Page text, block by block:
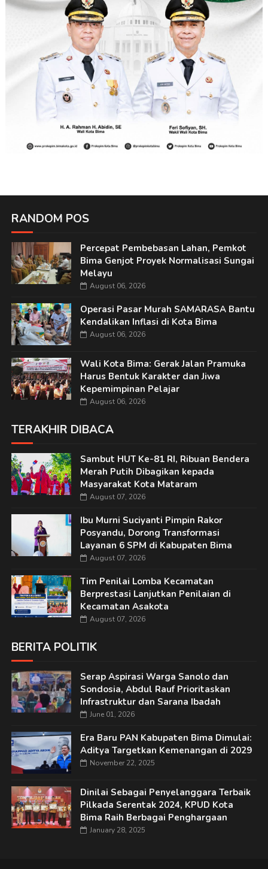
RANDOM POS
Percepat Pembebasan Lahan, Pemkot
Bima Genjot Proyek Normalisasi Sungai
Melayu
August 06, 2026
Operasi Pasar Murah SAMARASA Bantu
Kendalikan Inflasi di Kota Bima
August 06, 2026
Wali Kota Bima: Gerak Jalan Pramuka
Harus Bentuk Karakter dan Jiwa
Kepemimpinan Pelajar
August 06, 2026
TERAKHIR DIBACA
Sambut HUT Ke-81 RI, Ribuan Bendera
Merah Putih Dibagikan kepada
Masyarakat Kota Mataram
August 07, 2026
Ibu Murni Suciyanti Pimpin Rakor
Posyandu, Dorong Transformasi
Layanan 6 SPM di Kabupaten Bima
August 07, 2026
Tim Penilai Lomba Kecamatan
Berprestasi Lanjutkan Penilaian di
Kecamatan Asakota
August 07, 2026
BERITA POLITIK
Serap Aspirasi Warga Sanolo dan
Sondosia, Abdul Rauf Prioritaskan
Infrastruktur dan Sarana Ibadah
June 01, 2026
Era Baru PAN Kabupaten Bima Dimulai:
Aditya Targetkan Kemenangan di 2029
November 22, 2025
Dinilai Sebagai Penyelanggara Terbaik
Pilkada Serentak 2024, KPUD Kota
Bima Raih Berbagai Penghargaan
January 28, 2025